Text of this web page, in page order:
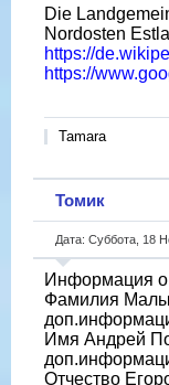
Die
Nordosten
https://
https://
Tamara
Томик
Дата: Суббота, 18
Информация
Фамилия
Имя Андрей
Отчество